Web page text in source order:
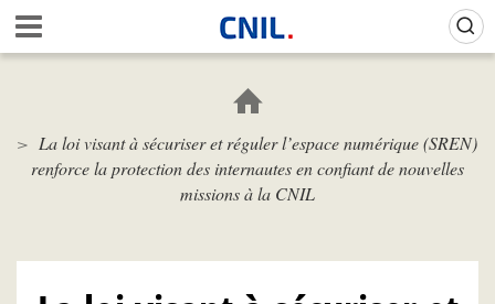
Aller
au
contenu
c
i
l
I
La loi visant à sécuriser et réguler l’espace numérique (SREN)
renforce la protection des internautes en confiant de nouvelles
missions à la CNIL
Gestion de vos préférences sur les cookies (témoins de connexion)